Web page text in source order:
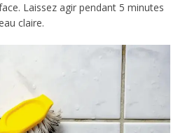
Laissez agir pendant 5 minutes
claire.